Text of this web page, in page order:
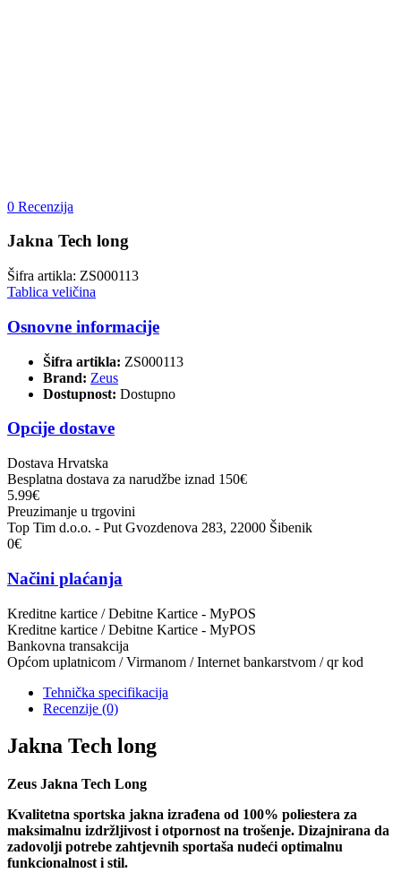
0 Recenzija
Jakna Tech long
Šifra artikla: ZS000113
Tablica veličina
Osnovne informacije
Šifra artikla: ZS000113
Brand: Zeus
Dostupnost: Dostupno
Opcije dostave
Dostava Hrvatska
Besplatna dostava za narudžbe iznad 150€
5.99€
Preuzimanje u trgovini
Top Tim d.o.o. - Put Gvozdenova 283, 22000 Šibenik
0€
Načini plaćanja
Kreditne kartice / Debitne Kartice - MyPOS
Kreditne kartice / Debitne Kartice - MyPOS
Bankovna transakcija
Općom uplatnicom / Virmanom / Internet bankarstvom / qr kod
Tehnička specifikacija
Recenzije (0)
Jakna Tech long
Zeus Jakna Tech Long
Kvalitetna sportska jakna izrađena od 100% poliestera za
maksimalnu izdržljivost i otpornost na trošenje. Dizajnirana da
zadovolji potrebe zahtjevnih sportaša nudeći optimalnu
funkcionalnost i stil.